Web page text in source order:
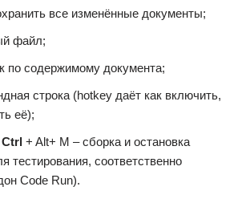
все изменённые документы;
файл;
по содержимому документа;
строка (hotkey даёт как включить,
её);
Ctrl + Alt+ M – сборка и остановка
тестирования, соответственно
Code Run).